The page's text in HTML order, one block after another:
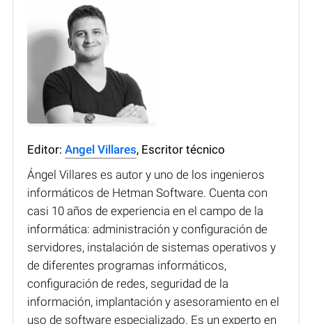
Editor: Angel Villares, Escritor técnico
Ángel Villares es autor y uno de los ingenieros
informáticos de Hetman Software. Cuenta con
casi 10 años de experiencia en el campo de la
informática: administración y configuración de
servidores, instalación de sistemas operativos y
de diferentes programas informáticos,
configuración de redes, seguridad de la
información, implantación y asesoramiento en el
uso de software especializado. Es un experto en